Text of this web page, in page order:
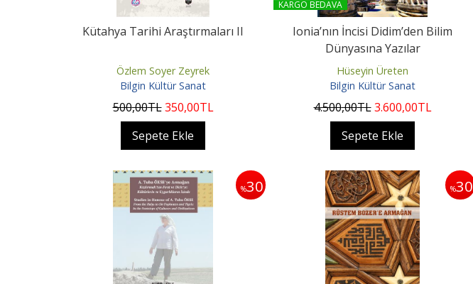
Kütahya Tarihi Araştırmaları II
Özlem Soyer Zeyrek
Bilgin Kültür Sanat
500,00TL 350,00TL
Sepete Ekle
KARGO BEDAVA
Ionia’nın İncisi Didim’den Bilim
Dünyasına Yazılar
Hüseyin Üreten
Bilgin Kültür Sanat
4.500,00TL 3.600,00TL
Sepete Ekle
%30 %30